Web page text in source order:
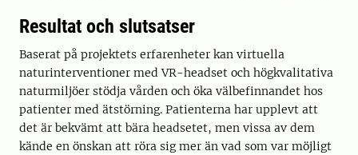
Resultat och slutsatser
Baserat på projektets erfarenheter kan virtuella
naturinterventioner med VR-headset och högkvalitativa
naturmiljöer stödja vården och öka välbefinnandet hos
patienter med ätstörning. Patienterna har upplevt att
det är bekvämt att bära headsetet, men vissa av dem
kände en önskan att röra sig mer än vad som var möjligt